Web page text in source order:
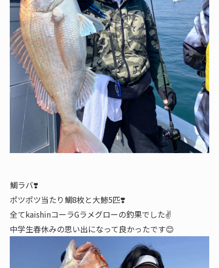
鯛ラバ❣️
ポツポツ当たり鯛8枚と大鯵5匹❣️
全てkaishinコーラGラメグローの釣果でした✌️
中学生春休みの思い出になって良かったです😊